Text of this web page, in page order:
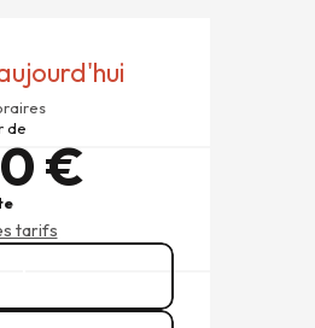
de
€
tarifs